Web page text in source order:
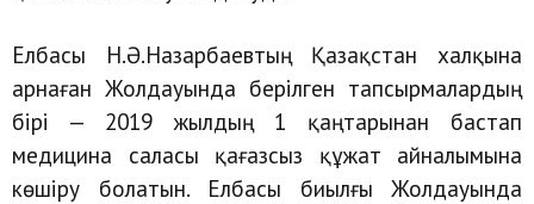
Елбасы Н.Ә.Назарбаевтың Қазақстан халқына
арнаған Жолдауында берілген тапсырмалардың
бірі — 2019 жылдың 1 қаңтарынан бастап
медицина саласы қағазсыз құжат айналымына
көшіру болатын. Елбасы биылғы Жолдауында